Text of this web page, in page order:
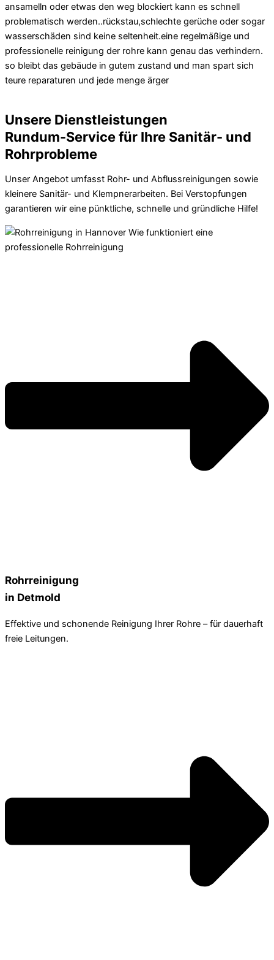
ansamelln oder etwas den weg blockiert kann es schnell
problematisch werden..rückstau,schlechte gerüche oder sogar
wasserschäden sind keine seltenheit.eine regelmäßige und
professionelle reinigung der rohre kann genau das verhindern.
so bleibt das gebäude in gutem zustand und man spart sich
teure reparaturen und jede menge ärger
Unsere Dienstleistungen
Rundum-Service für Ihre Sanitär- und
Rohrprobleme
Unser Angebot umfasst Rohr- und Abflussreinigungen sowie
kleinere Sanitär- und Klempnerarbeiten. Bei Verstopfungen
garantieren wir eine pünktliche, schnelle und gründliche Hilfe!
Rohrreinigung
in Detmold
Effektive und schonende Reinigung Ihrer Rohre – für dauerhaft
freie Leitungen.